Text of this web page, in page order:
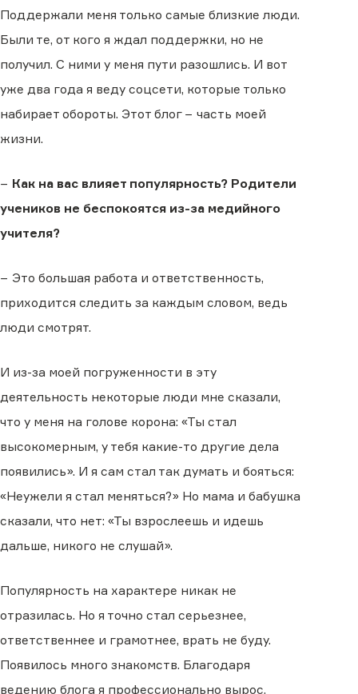
Поддержали меня только самые близкие люди.
Были те, от кого я ждал поддержки, но не
получил. С ними у меня пути разошлись. И вот
уже два года я веду соцсети, которые только
набирает обороты. Этот блог − часть моей
жизни.
− Как на вас влияет популярность? Родители
учеников не беспокоятся из-за медийного
учителя?
− Это большая работа и ответственность,
приходится следить за каждым словом, ведь
люди смотрят.
И из-за моей погруженности в эту
деятельность некоторые люди мне сказали,
что у меня на голове корона: «Ты стал
высокомерным, у тебя какие-то другие дела
появились». И я сам стал так думать и бояться:
«Неужели я стал меняться?» Но мама и бабушка
сказали, что нет: «Ты взрослеешь и идешь
дальше, никого не слушай».
Популярность на характере никак не
отразилась. Но я точно стал серьезнее,
ответственнее и грамотнее, врать не буду.
Появилось много знакомств. Благодаря
ведению блога я профессионально вырос.